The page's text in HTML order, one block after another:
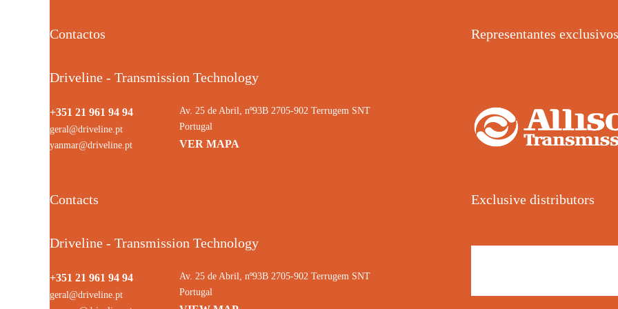
Contactos
Driveline - Transmission Technology
+351 21 961 94 94
geral@driveline.pt
yanmar@driveline.pt
Av. 25 de Abril, nº93B 2705-902 Terrugem SNT
Portugal
VER MAPA
Representantes exclusivos
Contacts
Driveline - Transmission Technology
+351 21 961 94 94
geral@driveline.pt
Av. 25 de Abril, nº93B 2705-902 Terrugem SNT
Portugal
Exclusive distributors